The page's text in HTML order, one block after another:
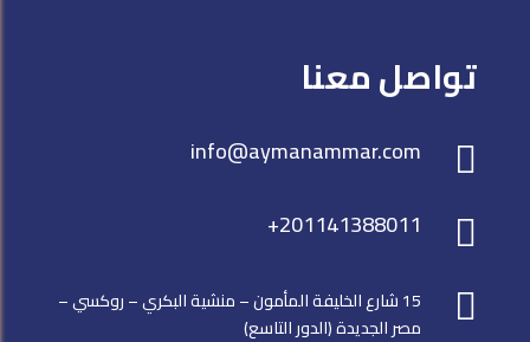
تواصل معنا

info@aymanammar.com

+201141388011

15 شارع الخليفة المأمون – منشية البكري – روكسي –
مصر الجديدة (الدور التاسع)